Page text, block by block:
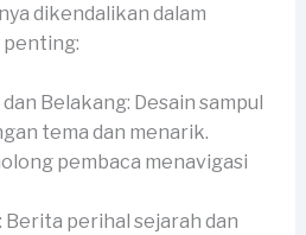
dikendalikan dalam
Belakang: Desain sampul
tema dan menarik.
pembaca menavigasi
Berita perihal sejarah dan